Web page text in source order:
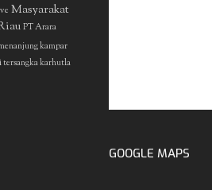
Masyarakat
PT Arara
kampar
tersangka karhutla
GOOGLE MAPS